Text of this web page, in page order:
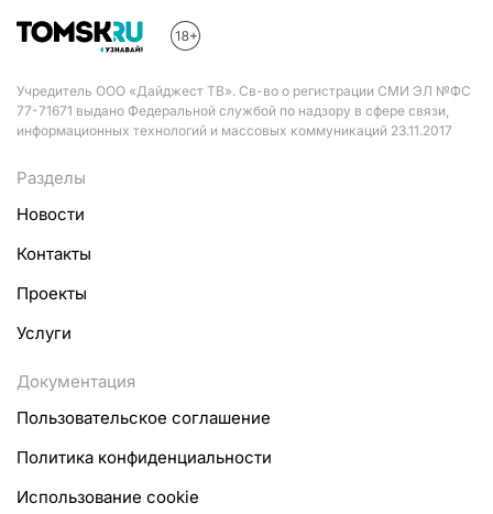
Учредитель ООО «Дайджест ТВ». Св-во о регистрации СМИ ЭЛ №ФС
77-71671 выдано Федеральной службой по надзору в сфере связи,
информационных технологий и массовых коммуникаций 23.11.2017
Разделы
Новости
Контакты
Проекты
Услуги
Документация
Пользовательское соглашение
Политика конфиденциальности
Использование cookie